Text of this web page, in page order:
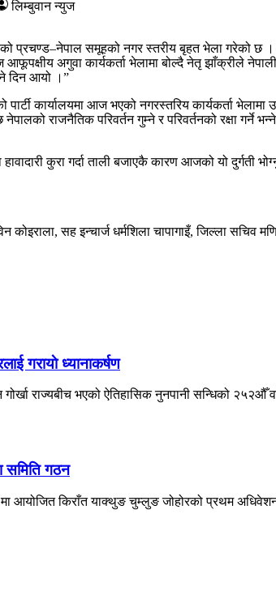
लिम्बुवान न्युज
प्रचण्ड–नेपाल समूहको नगर स्तरीय बृहत भेला गरेको छ
अगुवा कार्यकर्ता भेलामा बोल्दै नेतृ झाँक्रीले
दिन आयो ।”
कार्यालयमा आज भएको नगरस्तरिय कार्यकर्ता
राजनैतिक परिवर्तन गुम्ने र परिवर्तनको रक्षा गर्ने
कुरा गर्दा ताली बजाएकै कारण आजको यो दुर्गती
कोइराला, सह इन्चार्ज धर्मशिला चापागाइँ, जिल्ला
गरायाे ध्यानाकर्षण
राज्यबीच भएको ऐतिहासिक नुनपानी सन्धिको २५२औँ
समिति गठन
आयोजित किराँत याक्थुङ चुम्लुङ जोहोरको प्रथम